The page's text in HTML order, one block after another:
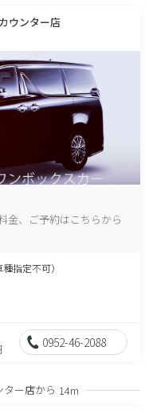
ウンター店
金、ご予約はこちらから
指定不可）
0952-46-2088
ー店から 14m